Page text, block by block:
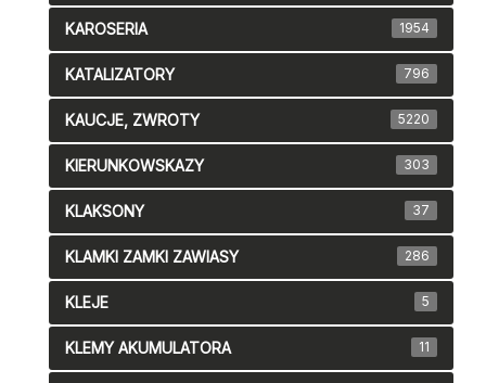
KAROSERIA 1954
KATALIZATORY 796
KAUCJE, ZWROTY 5220
KIERUNKOWSKAZY 303
KLAKSONY 37
KLAMKI ZAMKI ZAWIASY 286
KLEJE 5
KLEMY AKUMULATORA 11